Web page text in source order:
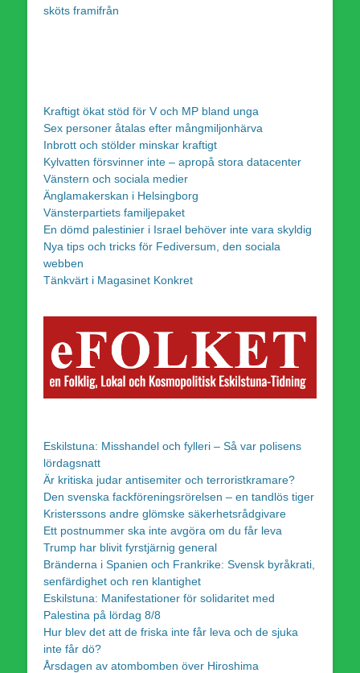
sköts framifrån
Kraftigt ökat stöd för V och MP bland unga
Sex personer åtalas efter mångmiljonhärva
Inbrott och stölder minskar kraftigt
Kylvatten försvinner inte – apropå stora datacenter
Vänstern och sociala medier
Änglamakerskan i Helsingborg
Vänsterpartiets familjepaket
En dömd palestinier i Israel behöver inte vara skyldig
Nya tips och tricks för Fediversum, den sociala
webben
Tänkvärt i Magasinet Konkret
Eskilstuna: Misshandel och fylleri – Så var polisens
lördagsnatt
Är kritiska judar antisemiter och terroristkramare?
Den svenska fackföreningsrörelsen – en tandlös tiger
Kristerssons andre glömske säkerhetsrådgivare
Ett postnummer ska inte avgöra om du får leva
Trump har blivit fyrstjärnig general
Bränderna i Spanien och Frankrike: Svensk byråkrati,
senfärdighet och ren klantighet
Eskilstuna: Manifestationer för solidaritet med
Palestina på lördag 8/8
Hur blev det att de friska inte får leva och de sjuka
inte får dö?
Årsdagen av atombomben över Hiroshima